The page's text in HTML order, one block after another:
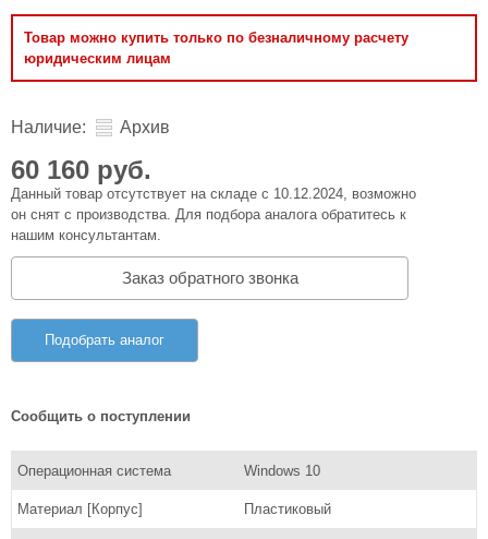
Товар можно купить только по безналичному расчету
юридическим лицам
Наличие: Архив
60 160 руб.
Данный товар отсутствует на складе с 10.12.2024, возможно
он снят с производства. Для подбора аналога обратитесь к
нашим консультантам.
Заказ обратного звонка
Подобрать аналог
Сообщить о поступлении
Операционная система Windows 10
Материал [Корпус] Пластиковый